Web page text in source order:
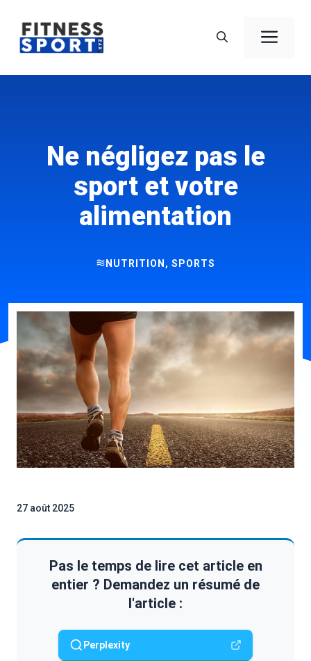
contenu
Ne négligez pas le
sport et votre
alimentation
NUTRITION , SPORTS
27 août 2025
Pas le temps de lire cet article en
entier ? Demandez un résumé de
l'article :
Perplexity